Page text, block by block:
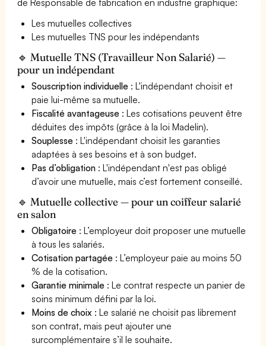
Les mutuelles collectives
Les mutuelles TNS pour les indépendants
🔹 Mutuelle TNS (Travailleur Non Salarié) —
pour un indépendant
Souscription individuelle : L'indépendant choisit et
paie lui-même sa mutuelle.
Fiscalité avantageuse : Les cotisations peuvent être
déduites des impôts (grâce à la loi Madelin).
Souplesse : L'indépendant choisit les garanties
adaptées à ses besoins et à son budget.
Pas d’obligation : L'indépendant n'est pas obligé
d’avoir une mutuelle, mais c’est fortement conseillé.
🔹 Mutuelle collective — pour un coiffeur salarié
en salon
Obligatoire : L’employeur doit proposer une mutuelle
à tous les salariés.
Cotisation partagée : L’employeur paie au moins 50
% de la cotisation.
Garantie minimale : Le contrat respecte un panier de
soins minimum défini par la loi.
Moins de choix : Le salarié ne choisit pas librement
son contrat, mais peut ajouter une
surcomplémentaire s’il le souhaite.